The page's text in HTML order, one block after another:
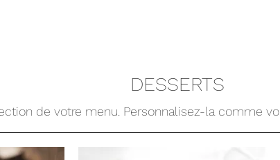
DESSERTS
de votre menu. Personnalisez-la comme